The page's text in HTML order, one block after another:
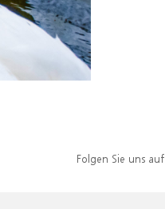
Folgen Sie uns auf